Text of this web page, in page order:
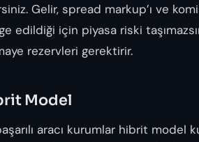
Gelir, spread markup’ı ve
edildiği için piyasa riski
rezervleri gerektirir.
Model
aracı kurumlar hibrit